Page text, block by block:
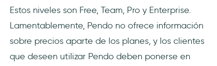
Estos niveles son Free, Team, Pro y Enterprise.
Lamentablemente, Pendo no ofrece información
sobre precios aparte de los planes, y los clientes
que deseen utilizar Pendo deben ponerse en